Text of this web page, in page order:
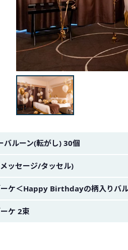
バルーン(転がし) 30個
ッセージ/タッセル)
ケ＜Happy Birthdayの柄入りバ
ケ 2束